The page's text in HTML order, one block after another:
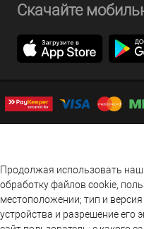
Скачайте
Продолжая использовать наш
обработку файлов cookie,
местоположении; тип и
устройства и разрешение его